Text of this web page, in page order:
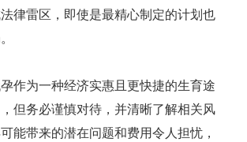
律雷区，即使是最精心制定的计划也
作为一种经济实惠且更快捷的生育途
但务必谨慎对待，并清晰了解相关风
能带来的潜在问题和费用令人担忧，